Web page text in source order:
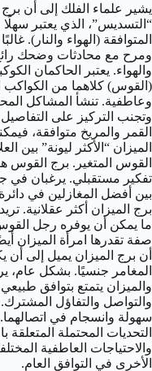
يشير علماء الفلك إلى أن
“التسديس”، الذي يعتبر
المتوافقة (الهواء والنار).
ومرح مع محادثات وضحك رائع.
والهواء. يعتبر الحاكمان
(القوس) كلاهما من الكواكب
وعاطفية. تنشأ المشاكل
وتجنب التركيز على
القمر والمريخ متوافقة،
الميزان “الأكثر ليونة” بين
القوس المتغير. برج القوس
تفكير مستقبلي. يرغبان في
بين أفضل المغازلين في
برج الميزان أكثر عقلانية.
ما يمكن أن يوفره رجل
صفة تقدرها امرأة الميزان
أن برج الميزان يميل إلى أن
المغامر جنسيًا. بشكل عام،
والميزان يتمتع بتوافق
والتواصل والتفاؤل
سهولة وانسجام في
التحديات المحتملة المتعلقة
والاحتياجات العاطفية
الأخرى في التوافق العام.